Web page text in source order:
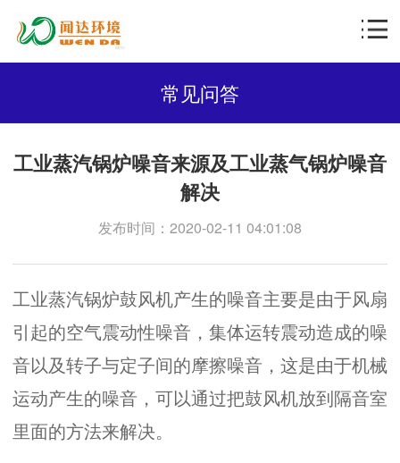
常见问答
工业蒸汽锅炉噪音来源及工业蒸气锅炉噪音
解决
发布时间：2020-02-11 04:01:08
工业蒸汽锅炉鼓风机产生的噪音主要是由于风扇
引起的空气震动性噪音，集体运转震动造成的噪
音以及转子与定子间的摩擦噪音，这是由于机械
运动产生的噪音，可以通过把鼓风机放到隔音室
里面的方法来解决。